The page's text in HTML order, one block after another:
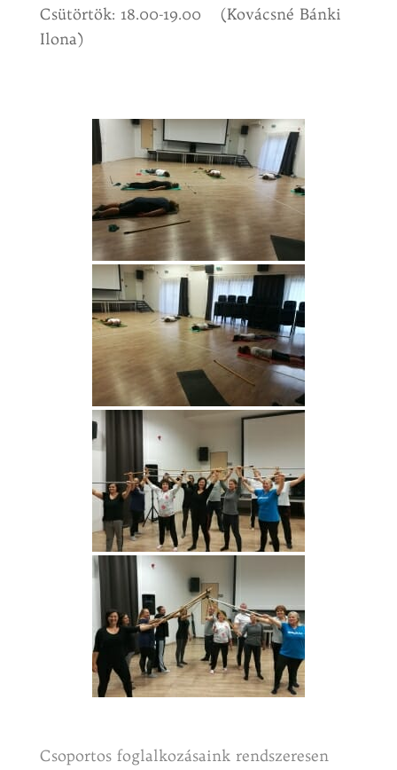
Csütörtök: 18.00-19.00 (Kovácsné Bánki
Ilona)
Csoportos foglalkozásaink rendszeresen